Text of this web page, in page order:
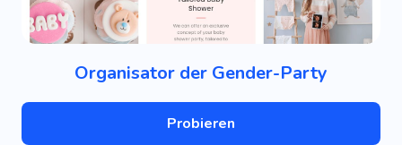
Organisator der Gender-Party
Probieren